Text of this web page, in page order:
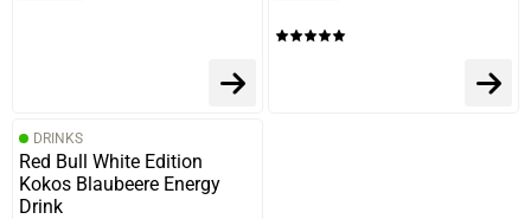
DRINKS
Red Bull White Edition
Kokos Blaubeere Energy
Drink